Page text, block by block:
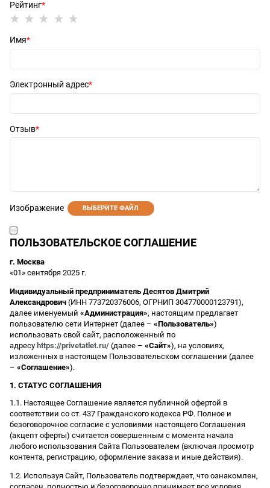
Рейтинг
Имя
Электронный адрес
Отзыв
Изображение ВЫБЕРИТЕ ФАЙЛ
ПОЛЬЗОВАТЕЛЬСКОЕ СОГЛАШЕНИЕ
г. Москва
«01» сентября 2025 г.
Индивидуальный предприниматель Десятов Дмитрий
Александрович (ИНН 773720376006, ОГРНИП 304770000123791),
далее именуемый «Администрация», настоящим предлагает
пользователю сети Интернет (далее – «Пользователь»)
использовать свой сайт, расположенный по
адресу https://privetatlet.ru/ (далее – «Сайт»), на условиях,
изложенных в настоящем Пользовательском соглашении (далее
– «Соглашение»).
1. СТАТУС СОГЛАШЕНИЯ
1.1. Настоящее Соглашение является публичной офертой в
соответствии со ст. 437 Гражданского кодекса РФ. Полное и
безоговорочное согласие с условиями настоящего Соглашения
(акцепт оферты) считается совершенным с момента начала
любого использования Сайта Пользователем (включая просмотр
контента, регистрацию, оформление заказа и иные действия).
1.2. Используя Сайт, Пользователь подтверждает, что ознакомлен,